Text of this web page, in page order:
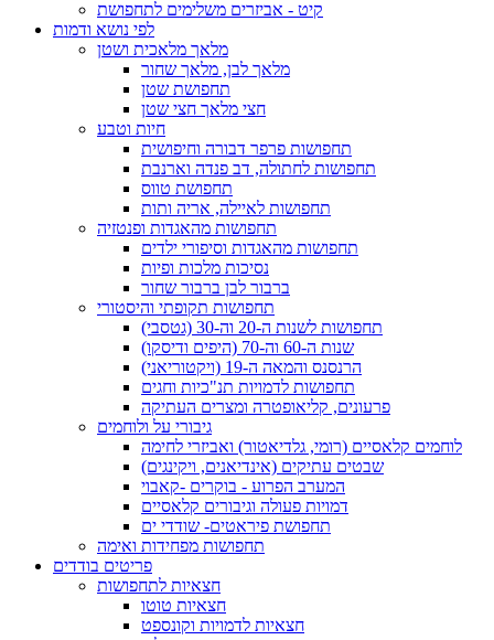
קיט - אביזרים משלימים לתחפושת
לפי נושא ודמות
מלאך מלאכית ושטן
מלאך לבן, מלאך שחור
תחפושת שטן
חצי מלאך חצי שטן
חיות וטבע
תחפושות פרפר דבורה וחיפושית
תחפושות לחתולה, דב פנדה וארנבת
תחפושת טווס
תחפושות לאיילה, אריה ותות
תחפושות מהאגדות ופנטזיה
תחפושות מהאגדות וסיפורי ילדים
נסיכות מלכות ופיות
ברבור לבן ברבור שחור
תחפושות תקופתי והיסטורי
תחפושות לשנות ה-20 וה-30 (גטסבי)
שנות ה-60 וה-70 (היפים ודיסקו)
הרנסנס והמאה ה-19 (ויקטוריאני)
תחפושות לדמויות תנ"כיות וחגים
פרעונים, קליאופטרה ומצרים העתיקה
גיבורי על ולוחמים
לוחמים קלאסיים (רומי, גלדיאטור) ואביזרי לחימה
שבטים עתיקים (אינדיאנים, ויקינגים)
המערב הפרוע - בוקרים -קאבוי
דמויות פעולה וגיבורים קלאסיים
תחפושת פיראטים- שודדי ים
תחפושות מפחידות ואימה
פריטים בודדים
חצאיות לתחפושות
חצאיות טוטו
חצאיות לדמויות וקונספט